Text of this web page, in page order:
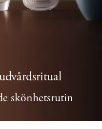
skönhetsrutin